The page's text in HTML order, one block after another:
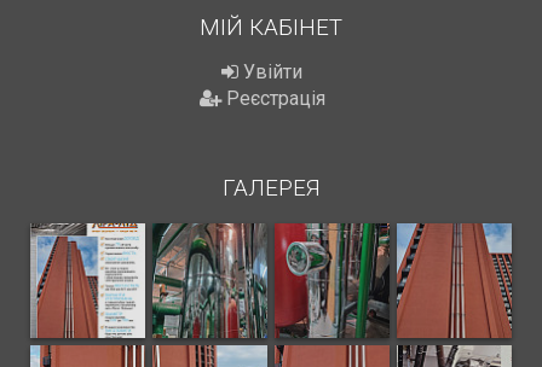
МІЙ КАБІНЕТ
Увійти
Реєстрація
ГАЛЕРЕЯ